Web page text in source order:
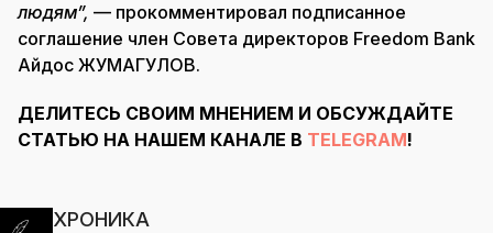
людям”, — прокомментировал подписанное
соглашение член Совета директоров Freedom Bank
Айдос ЖУМАГУЛОВ.
ДЕЛИТЕСЬ СВОИМ МНЕНИЕМ И ОБСУЖДАЙТЕ
СТАТЬЮ НА НАШЕМ КАНАЛЕ В TELEGRAM!
ХРОНИКА